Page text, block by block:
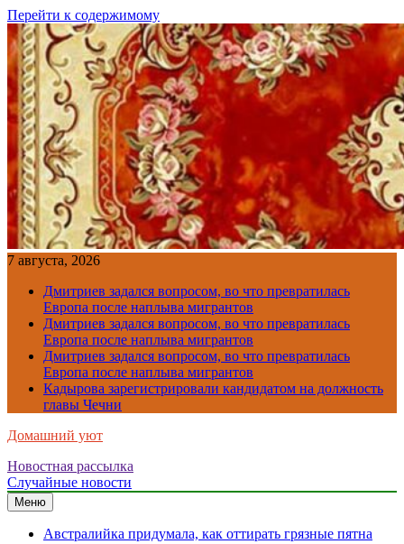
Перейти к содержимому
7 августа, 2026
Дмитриев задался вопросом, во что превратилась
Европа после наплыва мигрантов
Дмитриев задался вопросом, во что превратилась
Европа после наплыва мигрантов
Дмитриев задался вопросом, во что превратилась
Европа после наплыва мигрантов
Кадырова зарегистрировали кандидатом на должность
главы Чечни
Домашний уют
Новостная рассылка
Случайные новости
Меню
Австралийка придумала, как оттирать грязные пятна